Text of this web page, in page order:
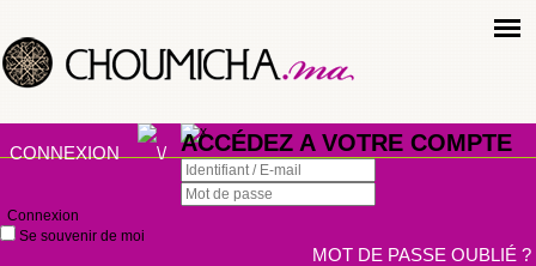
CONNEXION ACCÉDEZ A VOTRE COMPTE
Connexion
Se souvenir de moi
MOT DE PASSE OUBLIÉ ?